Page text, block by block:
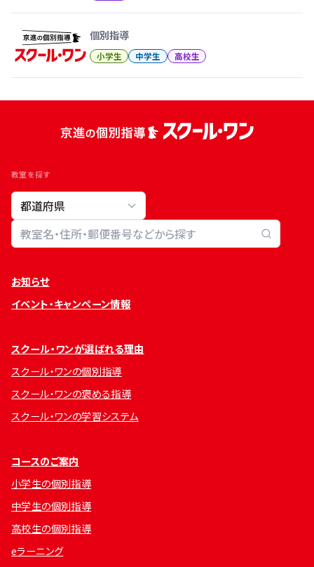
個別指導
小学生 中学生 高校生
教室を探す
教室検索
お知らせ
イベント・キャンペーン情報
スクール・ワンが選ばれる理由
スクール・ワンの個別指導
スクール・ワンの褒める指導
スクール・ワンの学習システム
コースのご案内
小学生の個別指導
中学生の個別指導
高校生の個別指導
eラーニング